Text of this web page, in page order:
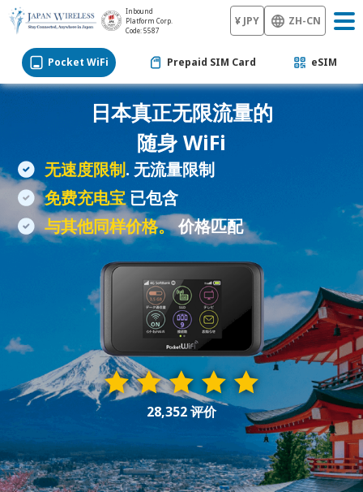
Inbound
Platform Corp.
Code: 5587
¥ JPY ZH-CN
Pocket WiFi Prepaid SIM Card eSIM
日本真正无限流量的
随身 WiFi
无速度限制. 无流量限制
免费充电宝已包含
与其他同样价格。价格匹配
28,352 评价